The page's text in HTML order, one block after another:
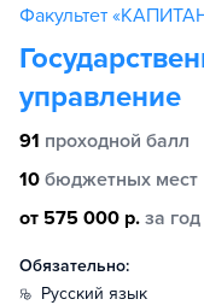
Факультет
управление
91 проходной балл
10 бюджетных мест
от 575 000 р. за год
Обязательно:
русский язык